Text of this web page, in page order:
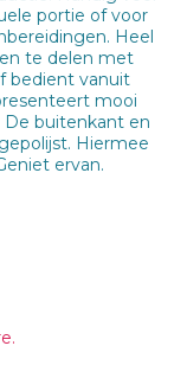
portie of voor
Heel
te delen met
bedient vanuit
mooi
De buitenkant en
Hiermee
ervan.